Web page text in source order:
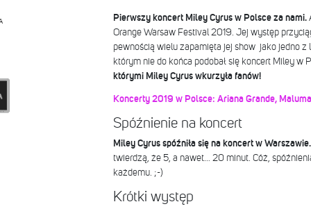
Pierwszy koncert Miley Cyrus w Polsce za nami.
Orange Warsaw Festival 2019. Jej występ
pewnością wielu zapamięta jej show jako jedno z
którym nie do końca podobał się koncert Miley w
którymi Miley Cyrus wkurzyła fanów!
Koncerty 2019 w Polsce: Ariana Grande,
Spóźnienie na koncert
Miley Cyrus spóźniła się na koncert w
twierdzą, że 5, a nawet… 20 minut. Cóż,
każdemu. ;-)
Krótki występ